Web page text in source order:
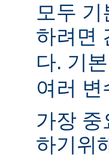
모두
하려면
다. 기
여러
가장
하기위